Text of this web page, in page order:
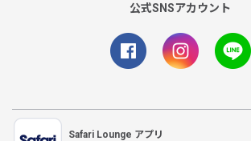
公式SNSアカウント
Safari Lounge アプリ